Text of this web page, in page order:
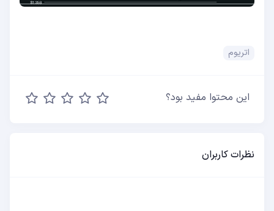
اتریوم
این محتوا مفید بود؟
نظرات کاربران